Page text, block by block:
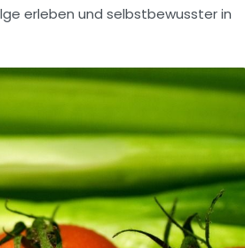
erleben und selbstbewusster in